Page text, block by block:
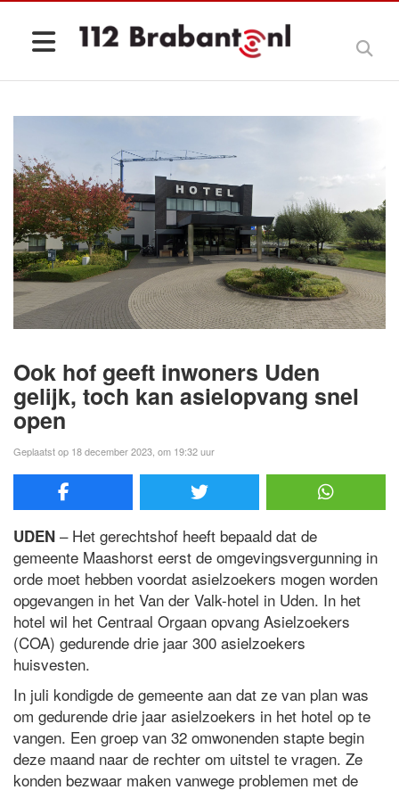
Ook hof geeft inwoners Uden
gelijk, toch kan asielopvang snel
open
Geplaatst op 18 december 2023, om 19:32 uur
UDEN – Het gerechtshof heeft bepaald dat de
gemeente Maashorst eerst de omgevingsvergunning in
orde moet hebben voordat asielzoekers mogen worden
opgevangen in het Van der Valk-hotel in Uden. In het
hotel wil het Centraal Orgaan opvang Asielzoekers
(COA) gedurende drie jaar 300 asielzoekers
huisvesten.
In juli kondigde de gemeente aan dat ze van plan was
om gedurende drie jaar asielzoekers in het hotel op te
vangen. Een groep van 32 omwonenden stapte begin
deze maand naar de rechter om uitstel te vragen. Ze
konden bezwaar maken vanwege problemen met de